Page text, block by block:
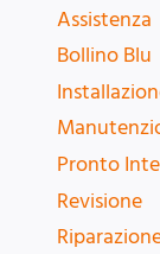
Assistenza
Bollino Blu
Pronto
Revisione